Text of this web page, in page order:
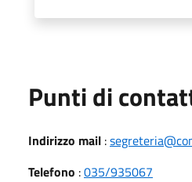
Punti di
Indirizzo mail :
Telefono :035/935067